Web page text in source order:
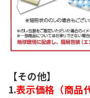
【その他】
1.表示価格（商品